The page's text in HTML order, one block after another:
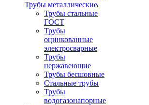
Трубы металлические
Трубы стальные
ГОСТ
Трубы
оцинкованные
электросварные
Трубы
нержавеющие
Трубы бесшовные
Стальные трубы
Трубы
водогазонапорные